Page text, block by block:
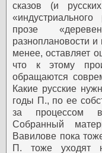
сказов (и
прозе
разноплановости
менее, оставляет
что к этому
обращаются
Какие русские
годы П., по ее
за процессом
Собранный
Вавилове пока
П. тоже уходят